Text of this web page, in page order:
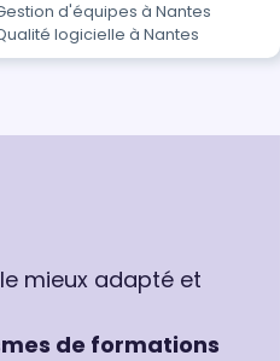
d'équipes à Nantes
logicielle à Nantes
mieux adapté et
de formations